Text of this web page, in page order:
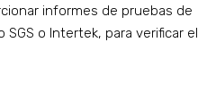
informes de pruebas de
o Intertek, para verificar el